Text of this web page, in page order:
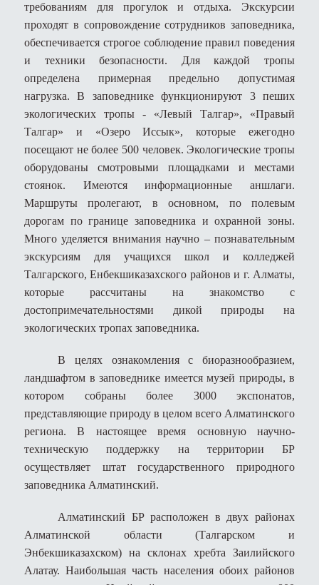
требованиям для прогулок и отдыха. Экскурсии
проходят в сопровождение сотрудников заповедника,
обеспечивается строгое соблюдение правил поведения
и техники безопасности. Для каждой тропы
определена примерная предельно допустимая
нагрузка. В заповеднике функционируют 3 пеших
экологических тропы - «Левый Талгар», «Правый
Талгар» и «Озеро Иссык», которые ежегодно
посещают не более 500 человек. Экологические тропы
оборудованы смотровыми площадками и местами
стоянок. Имеются информационные аншлаги.
Маршруты пролегают, в основном, по полевым
дорогам по границе заповедника и охранной зоны.
Много уделяется внимания научно – познавательным
экскурсиям для учащихся школ и колледжей
Талгарского, Енбекшиказахского районов и г. Алматы,
которые рассчитаны на знакомство с
достопримечательностями дикой природы на
экологических тропах заповедника.
В целях ознакомления с биоразнообразием,
ландшафтом в заповеднике имеется музей природы, в
котором собраны более 3000 экспонатов,
представляющие природу в целом всего Алматинского
региона. В настоящее время основную научно-
техническую поддержку на территории БР
осуществляет штат государственного природного
заповедника Алматинский.
Алматинский БР расположен в двух районах
Алматинской области (Талгарском и
Энбекшиказахском) на склонах хребта Заилийского
Алатау. Наибольшая часть населения обоих районов